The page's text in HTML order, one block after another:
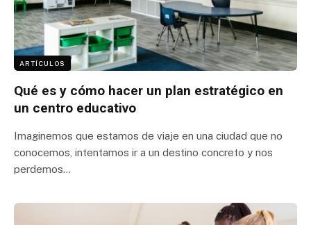
ARTÍCULOS
Qué es y cómo hacer un plan estratégico en
un centro educativo
Imaginemos que estamos de viaje en una ciudad que no
conocemos, intentamos ir a un destino concreto y nos
perdemos…